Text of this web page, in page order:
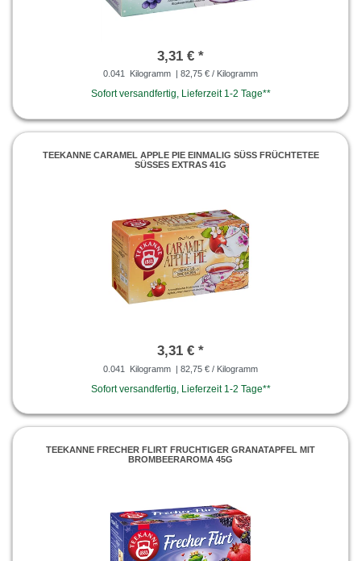
3,31 € *
0.041 Kilogramm | 82,75 € / Kilogramm
Sofort versandfertig, Lieferzeit 1-2 Tage**
TEEKANNE CARAMEL APPLE PIE EINMALIG SÜSS FRÜCHTETEE S
ÜSSES EXTRAS 41G
3,31 € *
0.041 Kilogramm | 82,75 € / Kilogramm
Sofort versandfertig, Lieferzeit 1-2 Tage**
TEEKANNE FRECHER FLIRT FRUCHTIGER GRANATAPFEL MIT
BROMBEERAROMA 45G